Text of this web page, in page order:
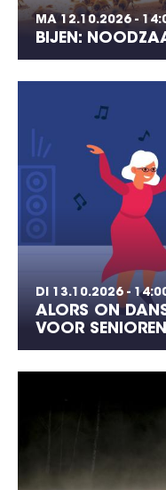
MA 12.10.2026 -
BIJEN:
DI 13.10.2026 -
ALORS ON
VOOR SENIOREN